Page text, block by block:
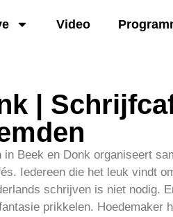
Video
|
in Beek en Donk organiseert
Iedereen die het leuk vindt
schrijven is niet nodig.
prikkelen. Hoedemaker